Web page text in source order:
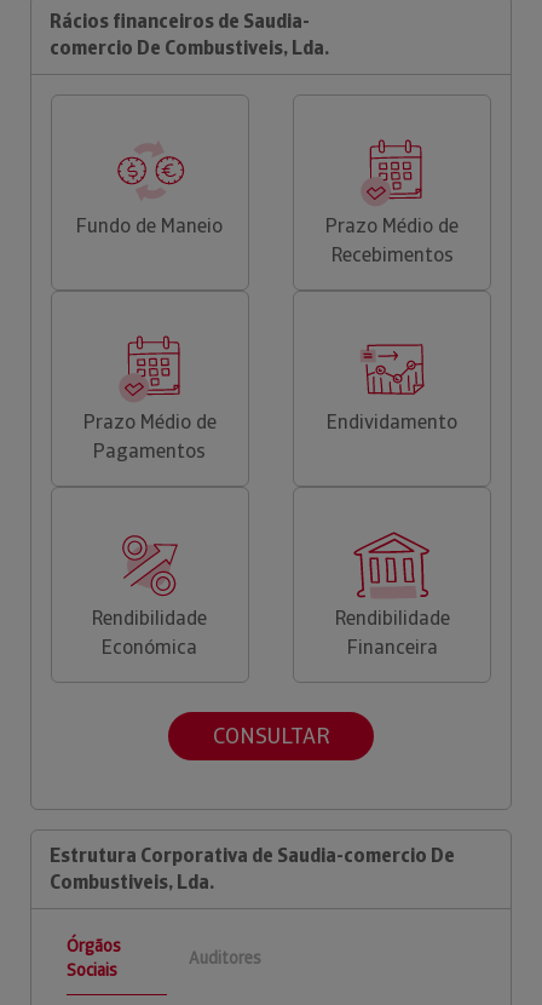
Rácios financeiros de Saudia-
comercio De Combustiveis, Lda.
Fundo de Maneio
Prazo Médio de
Recebimentos
Prazo Médio de
Pagamentos
Endividamento
Rendibilidade
Económica
Rendibilidade
Financeira
CONSULTAR
Estrutura Corporativa de Saudia-comercio De
Combustiveis, Lda.
Órgãos
Sociais
Auditores